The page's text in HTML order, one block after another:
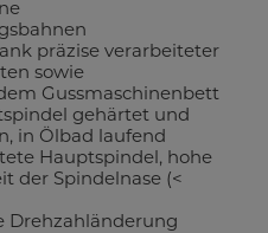
präzise verarbeiteter
sowie
Gussmaschinenbett
gehärtet und
in Ölbad laufend
Hauptspindel, hohe
der Spindelnase (<
Drehzahländerung